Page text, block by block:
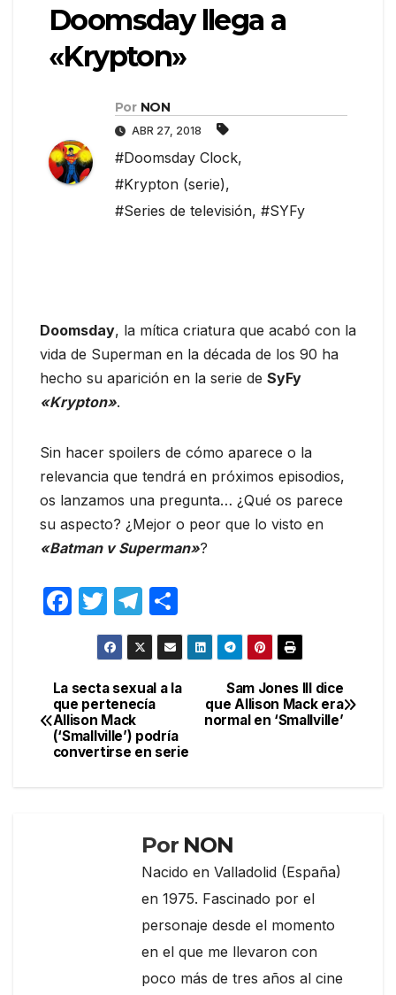
Doomsday llega a
«Krypton»
Por NON
ABR 27, 2018
#Doomsday Clock,
#Krypton (serie),
#Series de televisión, #SYFy
Doomsday, la mítica criatura que acabó con la
vida de Superman en la década de los 90 ha
hecho su aparición en la serie de SyFy
«Krypton».
Sin hacer spoilers de cómo aparece o la
relevancia que tendrá en próximos episodios,
os lanzamos una pregunta… ¿Qué os parece
su aspecto? ¿Mejor o peor que lo visto en
«Batman v Superman»?
F
e
b
o
T
w
itt
er
T
el
e
gr
a
m
o
m
p
tir
Navegación
de
Sam Jones III dice
que Allison Mack era
normal en ‘Smallville’
La secta sexual a la
que pertenecía
Allison Mack
(‘Smallville’) podría
convertirse en serie
Por NON
Nacido en Valladolid (España)
en 1975. Fascinado por el
personaje desde el momento
en el que me llevaron con
poco más de tres años al cine